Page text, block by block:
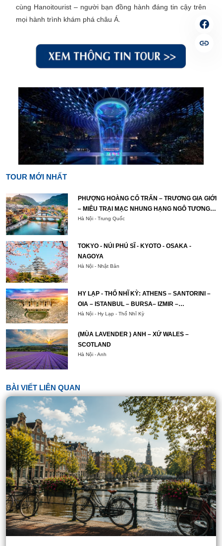
cùng Hanoitourist – người bạn đồng hành đáng tin cậy trên
mọi hành trình khám phá châu Á.
TOUR MỚI NHẤT
PHƯỢNG HOÀNG CỔ TRẤN – TRƯƠNG GIA GIỚI
– MIÊU TRẠI MẠC NHUNG HẠNG NGÔ TƯƠNG
TÂY
Hà Nội - Trung Quốc
TOKYO - NÚI PHÚ SĨ - KYOTO - OSAKA -
NAGOYA
Hà Nội - Nhật Bản
HY LẠP - THỔ NHĨ KỲ: ATHENS – SANTORINI –
OIA – ISTANBUL – BURSA– IZMIR –
PAMUKKALE – CAPPADOCIA – ISTANBUL
Hà Nội - Hy Lạp - Thổ Nhĩ Kỳ
(MÙA LAVENDER ) ANH – XỨ WALES –
SCOTLAND
Hà Nội - Anh
BÀI VIẾT LIÊN QUAN